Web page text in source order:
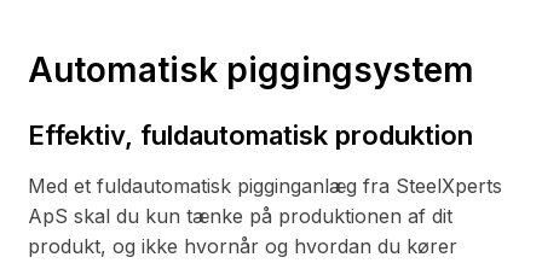
Automatisk piggingsystem
Effektiv, fuldautomatisk produktion
Med et fuldautomatisk pigginganlæg fra SteelXperts
ApS skal du kun tænke på produktionen af dit
produkt, og ikke hvornår og hvordan du kører